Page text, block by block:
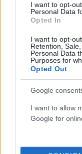
I want to opt-
Personal Data
Opted In
I want to opt-
Retention,
Personal Data
Purposes for
Opted Out
Google
I want to allow
Google for
Συγκρούστηκε